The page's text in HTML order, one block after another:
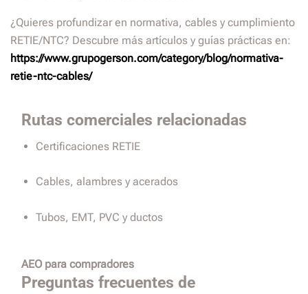
¿Quieres profundizar en normativa, cables y cumplimiento
RETIE/NTC? Descubre más artículos y guías prácticas en:
https://www.grupogerson.com/category/blog/normativa-
retie-ntc-cables/
Rutas comerciales relacionadas
Certificaciones RETIE
Cables, alambres y acerados
Tubos, EMT, PVC y ductos
AEO para compradores
Preguntas frecuentes de